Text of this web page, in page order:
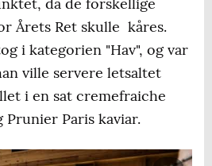
da de forskellige
Årets Ret skulle kåres.
i kategorien "Hav", og var
ville servere letsaltet
i en sat cremefraiche
Prunier Paris kaviar.